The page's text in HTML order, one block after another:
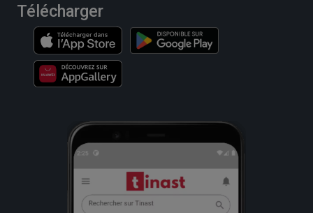
Télécharger